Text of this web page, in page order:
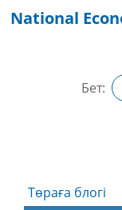
National
Бет:
Төраға блогі